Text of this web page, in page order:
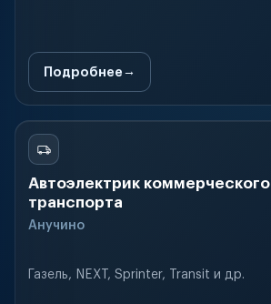
Подробнее
Автоэлектрик коммерческого
транспорта
Анучино
Газель, NEXT, Sprinter, Transit и др.